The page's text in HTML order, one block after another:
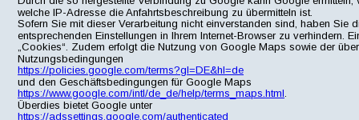
welche IP-Adresse die Anfahrtsbeschreibung zu übermitteln ist.
Sofern Sie mit dieser Verarbeitung nicht einverstanden sind, haben
entsprechenden Einstellungen in Ihrem Internet-Browser zu verhindern.
„Cookies“. Zudem erfolgt die Nutzung von Google Maps sowie der
Nutzungsbedingungen
https://policies.google.com/terms?gl=DE&hl=de
und den Geschäftsbedingungen für Google Maps
https://www.google.com/intl/de_de/help/terms_maps.html.
Überdies bietet Google unter
https://adssettings.google.com/authenticated